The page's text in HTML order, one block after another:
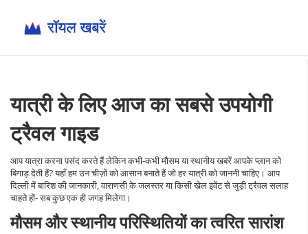
यात्री के लिए आज का सबसे उपयोगी
ट्रैवल गाइड
आप यात्रा करना पसंद करते हैं लेकिन कभी‑कभी मौसम या स्थानीय खबरें आपके प्लान को
बिगाड़ देती हैं? यहाँ हम उन चीज़ों को आसान बनाते हैं जो हर यात्री को जाननी चाहिए। आप
दिल्ली में बारिश की जानकारी, वाराणसी के जलस्तर या किसी खेल इवेंट से जुड़ी ट्रैवल सलाह
चाहते हों‑ सब कुछ एक ही जगह मिलेगा।
मौसम और स्थानीय परिस्थितियों का त्वरित सारांश